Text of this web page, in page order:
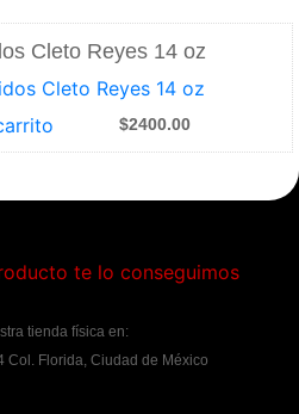
Cleto Reyes 14 oz
$2400.00
te lo conseguimos
tienda física en:
Col. Florida, Ciudad de México